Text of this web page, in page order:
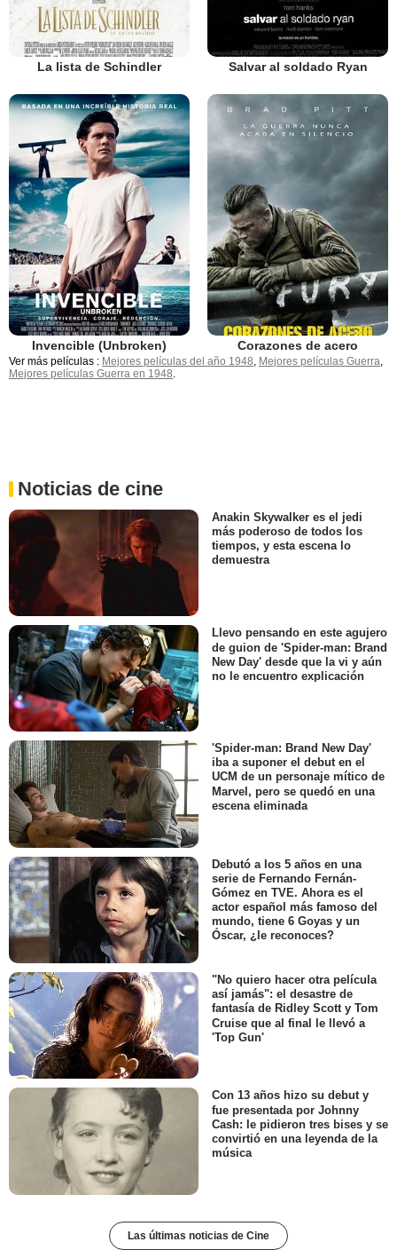
La lista de Schindler Salvar al soldado Ryan
Invencible (Unbroken) Corazones de acero
Ver más películas : Mejores películas del año 1948 Mejores películas Guerra
Mejores películas Guerra en 1948
Noticias de cine
Anakin Skywalker es el jedi
más poderoso de todos los
tiempos, y esta escena lo
demuestra
Llevo pensando en este agujero
de guion de 'Spider-man: Brand
New Day' desde que la vi y aún
no le encuentro explicación
'Spider-man: Brand New Day'
iba a suponer el debut en el
UCM de un personaje mítico de
Marvel, pero se quedó en una
escena eliminada
Debutó a los 5 años en una
serie de Fernando Fernán-
Gómez en TVE. Ahora es el
actor español más famoso del
mundo, tiene 6 Goyas y un
Óscar, ¿le reconoces?
"No quiero hacer otra película
así jamás": el desastre de
fantasía de Ridley Scott y Tom
Cruise que al final le llevó a
'Top Gun'
Con 13 años hizo su debut y
fue presentada por Johnny
Cash: le pidieron tres bises y se
convirtió en una leyenda de la
música
Las últimas noticias de Cine